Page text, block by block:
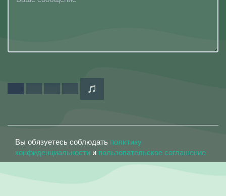
Вы обязуетесь соблюдать политику
конфиденциальности и пользовательское соглашение